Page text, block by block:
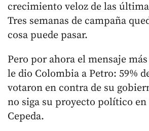
crecimiento veloz de las
Tres semanas de campaña
cosa puede pasar.
Pero por ahora el mensaje
le dio Colombia a Petro: 59%
votaron en contra de su
no siga su proyecto político en
Cepeda.